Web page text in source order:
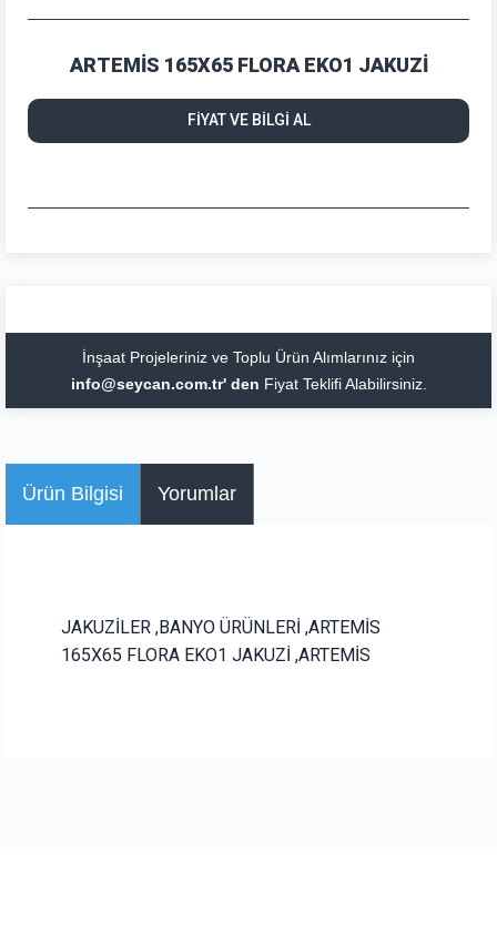
ARTEMİS 165X65 FLORA EKO1 JAKUZİ
FİYAT VE BİLGİ AL
İnşaat Projeleriniz ve Toplu Ürün Alımlarınız için
info@seycan.com.tr' den Fiyat Teklifi Alabilirsiniz.
Ürün Bilgisi Yorumlar
JAKUZİLER ,BANYO ÜRÜNLERİ ,ARTEMİS
165X65 FLORA EKO1 JAKUZİ ,ARTEMİS